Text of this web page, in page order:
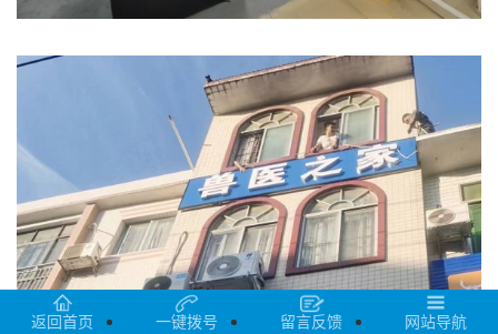
返回首页 一键拨号 留言反馈 网站导航